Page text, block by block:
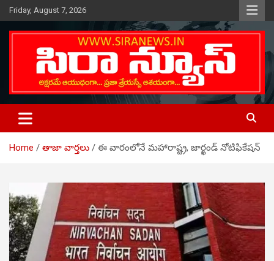
Skip
to
content
Friday, August 7, 2026
SIRA NEWS
Telugu Online News Daily
Home తాజా వార్తలు ఈ వారంలోనే మహారాష్ట్ర, జార్ఖండ్ నోటిఫికేషన్